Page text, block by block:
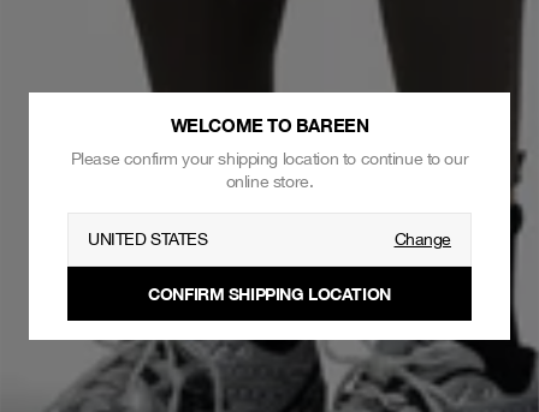
WELCOME TO BAREEN
Please confirm your shipping location to continue to our
online store.
UNITED STATES Change
CONFIRM SHIPPING LOCATION